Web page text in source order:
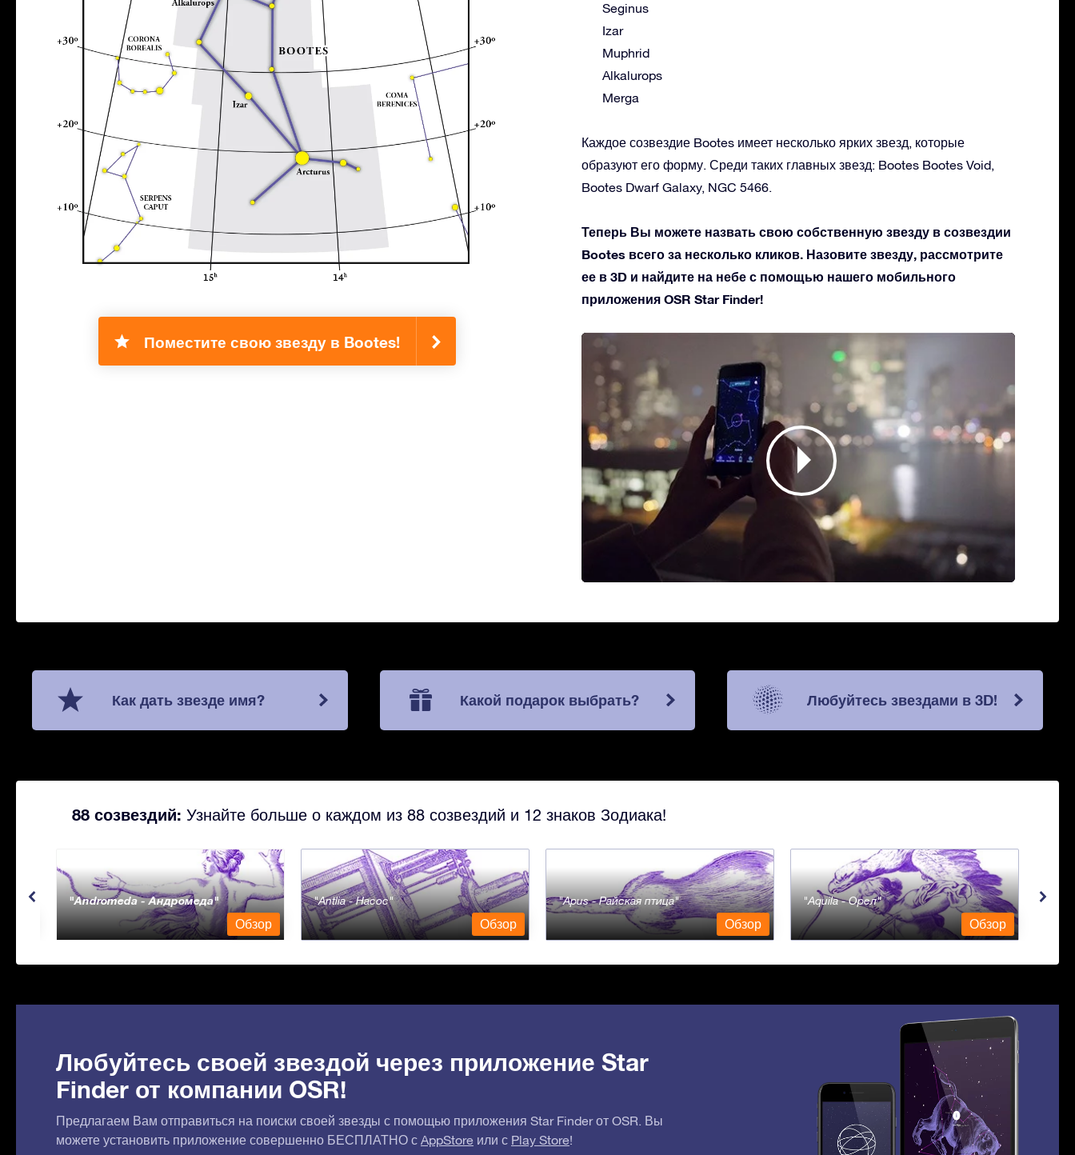
Поместите свою звезду в Bootes!
Seginus
Izar
Muphrid
Alkalurops
Merga
Каждое созвездие Bootes имеет несколько ярких звезд, которые
образуют его форму. Среди таких главных звезд: Bootes Bootes Void,
Bootes Dwarf Galaxy, NGC 5466.
Теперь Вы можете назвать свою собственную звезду в созвездии
Bootes всего за несколько кликов. Назовите звезду, рассмотрите
ее в 3D и найдите на небе с помощью нашего мобильного
приложения OSR Star Finder!
Как дать звезде имя? Какой подарок выбрать? Любуйтесь звездами в 3D!
88 созвездий: Узнайте больше о каждом из 88 созвездий и 12 знаков Зодиака!
Andromeda - Андромеда
Обзор
Antlia - Насос
Обзор
Apus - Райская птица
Обзор
Aquila - Орел
Обзор
Любуйтесь своей звездой через приложение Star
Finder от компании OSR!
Предлагаем Вам отправиться на поиски своей звезды с помощью приложения Star Finder от OSR. Вы
можете установить приложение совершенно БЕСПЛАТНО с AppStore или с Play Store!